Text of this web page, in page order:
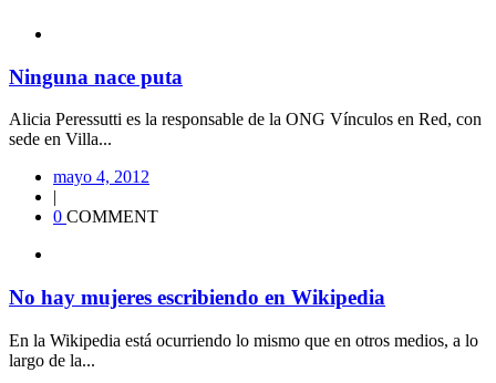
Ninguna nace puta
Alicia Peressutti es la responsable de la ONG Vínculos en Red, con
sede en Villa...
mayo 4, 2012
|
0 COMMENT
No hay mujeres escribiendo en Wikipedia
En la Wikipedia está ocurriendo lo mismo que en otros medios, a lo
largo de la...